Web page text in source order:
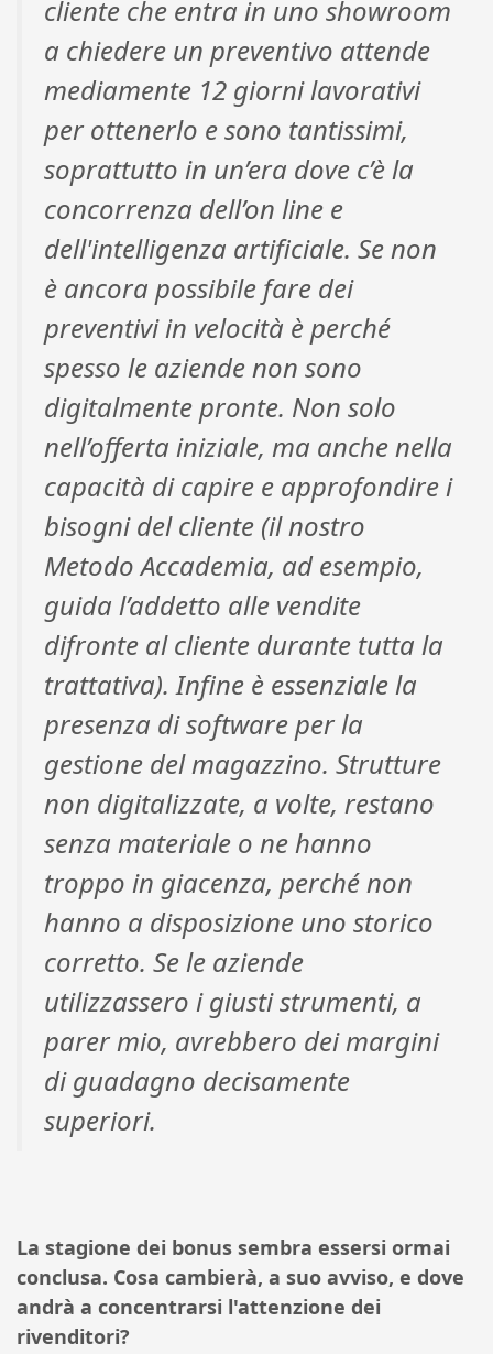
cliente che entra in uno showroom
a chiedere un preventivo attende
mediamente 12 giorni lavorativi
per ottenerlo e sono tantissimi,
soprattutto in un’era dove c’è la
concorrenza dell’on line e
dell'intelligenza artificiale. Se non
è ancora possibile fare dei
preventivi in velocità è perché
spesso le aziende non sono
digitalmente pronte. Non solo
nell’offerta iniziale, ma anche nella
capacità di capire e approfondire i
bisogni del cliente (il nostro
Metodo Accademia, ad esempio,
guida l’addetto alle vendite
difronte al cliente durante tutta la
trattativa). Infine è essenziale la
presenza di software per la
gestione del magazzino. Strutture
non digitalizzate, a volte, restano
senza materiale o ne hanno
troppo in giacenza, perché non
hanno a disposizione uno storico
corretto. Se le aziende
utilizzassero i giusti strumenti, a
parer mio, avrebbero dei margini
di guadagno decisamente
superiori.
La stagione dei bonus sembra essersi ormai
conclusa. Cosa cambierà, a suo avviso, e dove
andrà a concentrarsi l'attenzione dei
rivenditori?